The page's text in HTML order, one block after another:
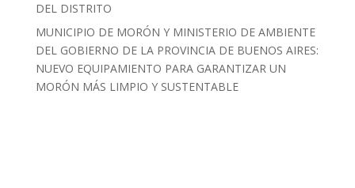
DEL DISTRITO
MUNICIPIO DE MORÓN Y MINISTERIO DE AMBIENTE
DEL GOBIERNO DE LA PROVINCIA DE BUENOS AIRES:
NUEVO EQUIPAMIENTO PARA GARANTIZAR UN
MORÓN MÁS LIMPIO Y SUSTENTABLE